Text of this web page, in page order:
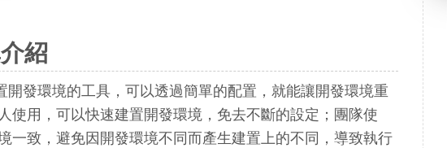
紹
開發環境的工具，可以透過簡單的配置，就能讓開發環境重
使用，可以快速建置開發環境，免去不斷的設定；團隊使
一致，避免因開發環境不同而產生建置上的不同，導致執行